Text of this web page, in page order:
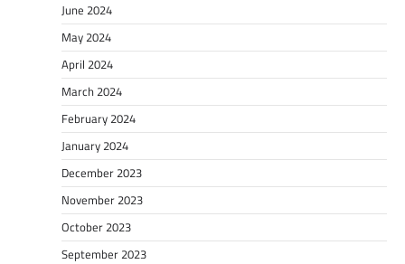
June 2024
May 2024
April 2024
March 2024
February 2024
January 2024
December 2023
November 2023
October 2023
September 2023